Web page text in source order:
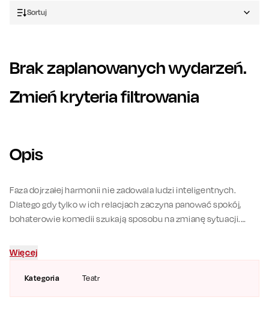
Sortuj
Brak zaplanowanych wydarzeń.
Zmień kryteria filtrowania
Opis
Kategoria Teatr
Faza dojrzałej harmonii nie zadowala ludzi inteligentnych.
Dlatego gdy tylko w ich relacjach zaczyna panować spokój,
bohaterowie komedii szukają sposobu na zmianę sytuacji.
partnerką Chloe. Brak sprzeciwu z jej strony zupełnie go
zaskakuje. Ich przyjaciele oraz ich partnerki mnożą teorie i
domysły. Może ona go zdradza – sugerują kumple. Może oni
Więcej